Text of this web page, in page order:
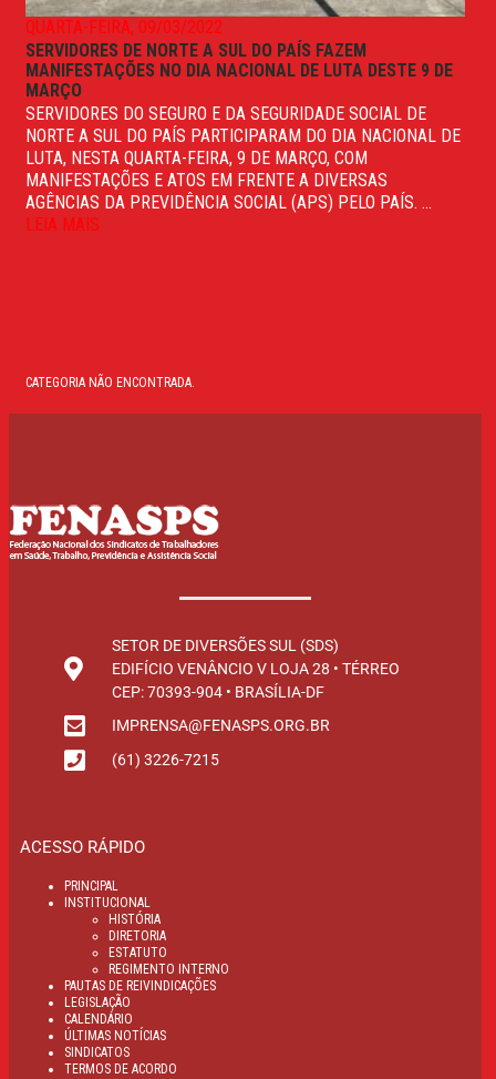
QUARTA-FEIRA, 09/03/2022
SERVIDORES DE NORTE A SUL DO PAÍS FAZEM
MANIFESTAÇÕES NO DIA NACIONAL DE LUTA DESTE 9 DE
MARÇO
SERVIDORES DO SEGURO E DA SEGURIDADE SOCIAL DE
NORTE A SUL DO PAÍS PARTICIPARAM DO DIA NACIONAL DE
LUTA, NESTA QUARTA-FEIRA, 9 DE MARÇO, COM
MANIFESTAÇÕES E ATOS EM FRENTE A DIVERSAS
AGÊNCIAS DA PREVIDÊNCIA SOCIAL (APS) PELO PAÍS. ...
LEIA MAIS
CATEGORIA NÃO ENCONTRADA.
SETOR DE DIVERSÕES SUL (SDS)
EDIFÍCIO VENÂNCIO V LOJA 28 • TÉRREO
CEP: 70393-904 • BRASÍLIA-DF
IMPRENSA@FENASPS.ORG.BR
(61) 3226-7215
ACESSO RÁPIDO
PRINCIPAL
INSTITUCIONAL
HISTÓRIA
DIRETORIA
ESTATUTO
REGIMENTO INTERNO
PAUTAS DE REIVINDICAÇÕES
LEGISLAÇÃO
CALENDÁRIO
ÚLTIMAS NOTÍCIAS
SINDICATOS
TERMOS DE ACORDO